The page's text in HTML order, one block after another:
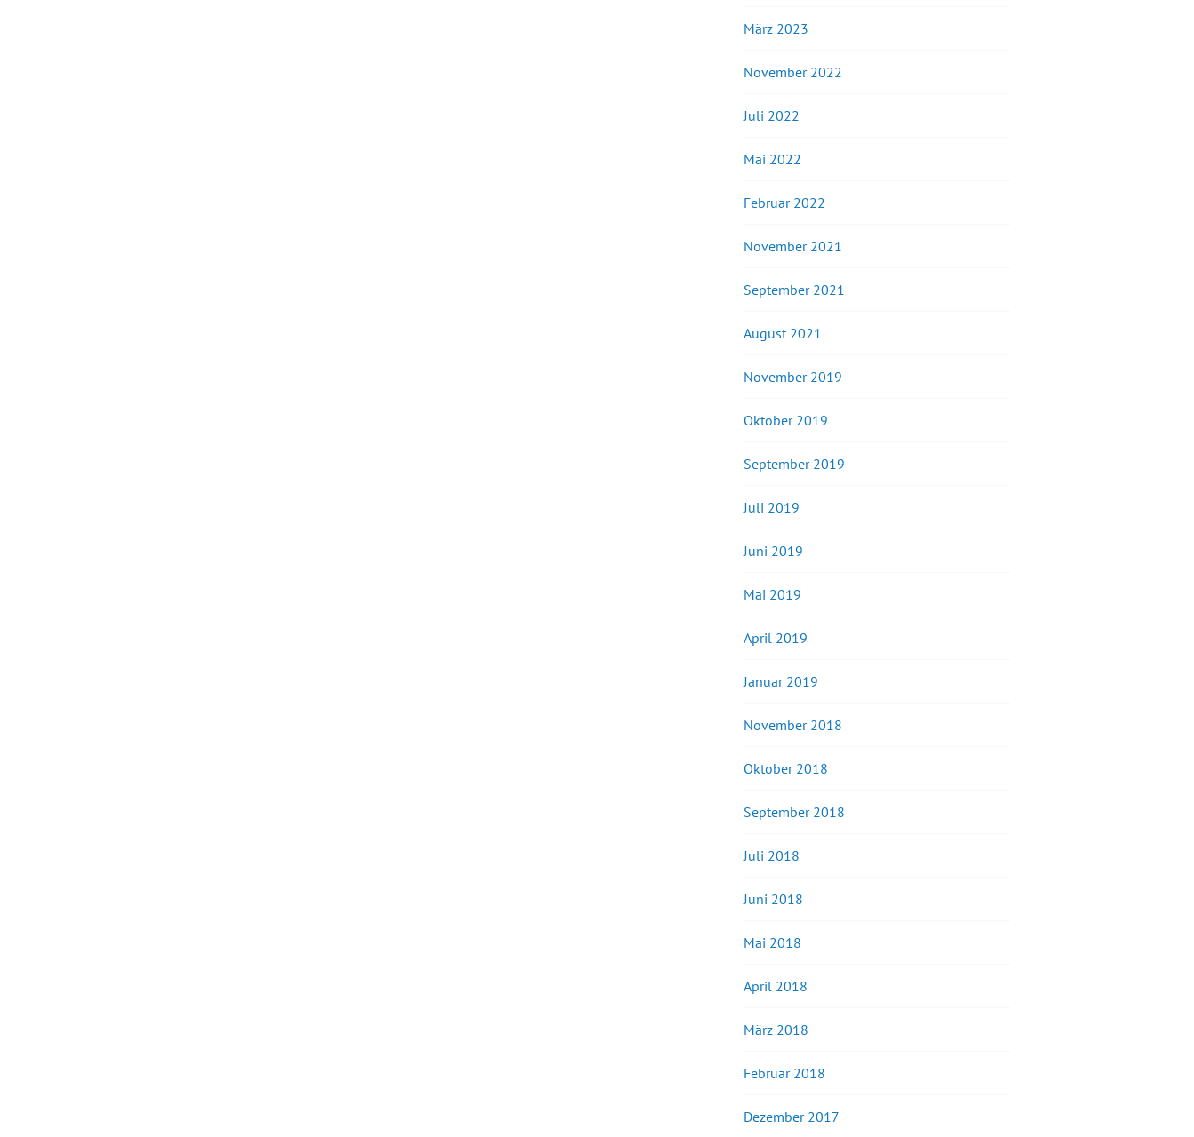
März 2023
November 2022
Juli 2022
Mai 2022
Februar 2022
November 2021
September 2021
August 2021
November 2019
Oktober 2019
September 2019
Juli 2019
Juni 2019
Mai 2019
April 2019
Januar 2019
November 2018
Oktober 2018
September 2018
Juli 2018
Juni 2018
Mai 2018
April 2018
März 2018
Februar 2018
Dezember 2017